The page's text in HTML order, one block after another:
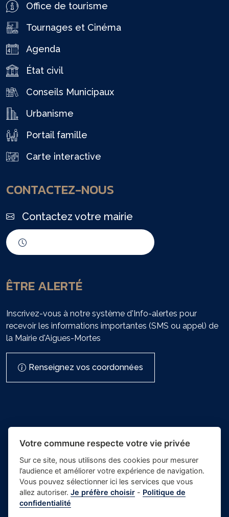
Office de tourisme
Tournages et Cinéma
Agenda
État civil
Conseils Municipaux
Urbanisme
Portail famille
Carte interactive
CONTACTEZ-NOUS
Contactez votre mairie
ÊTRE ALERTÉ
Inscrivez-vous à notre système d'Info-alertes pour
recevoir les informations importantes (SMS ou appel) de
la Mairie d'Aigues-Mortes
Renseignez vos coordonnées
Place du village la solution web
et appli des collectivités
- Mairie
d'Aigues-
Votre commune respecte votre vie privée
Sur ce site, nous utilisons des cookies pour mesurer
l’audience et améliorer votre expérience de navigation.
Vous pouvez sélectionner ici les services que vous
allez autoriser.Je préfère choisir - Politique de
confidentialité